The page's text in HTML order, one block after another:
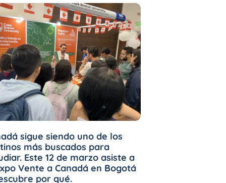
sigue siendo uno de los
más buscados para
Este 12 de marzo asiste a
Vente a Canadá en Bogotá
por qué.